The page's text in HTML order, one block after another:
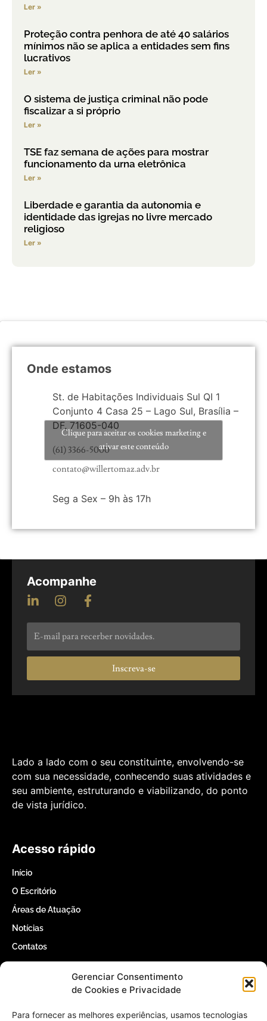
Gerenciar Consentimento
de Cookies e Privacidade
Para fornecer as melhores experiências, usamos tecnologias
Ler »
Proteção contra penhora de até 40 salários
mínimos não se aplica a entidades sem fins
lucrativos
Ler »
O sistema de justiça criminal não pode
fiscalizar a si próprio
Ler »
TSE faz semana de ações para mostrar
funcionamento da urna eletrônica
Ler »
Liberdade e garantia da autonomia e
identidade das igrejas no livre mercado
religioso
Ler »
Onde estamos
St. de Habitações Individuais Sul QI 1
Conjunto 4 Casa 25 – Lago Sul, Brasília –
DF, 71605-040
(61) 3366-5000
contato@willertomaz.adv.br
Seg a Sex – 9h às 17h
Clique para aceitar os cookies marketing e
ativar este conteúdo
Acompanhe
Inscreva-se
Lado a lado com o seu constituinte, envolvendo-se
com sua necessidade, conhecendo suas atividades e
seu ambiente, estruturando e viabilizando, do ponto
de vista jurídico.
Acesso rápido
Início
O Escritório
Áreas de Atuação
Notícias
Contatos
(61) 3366-5000